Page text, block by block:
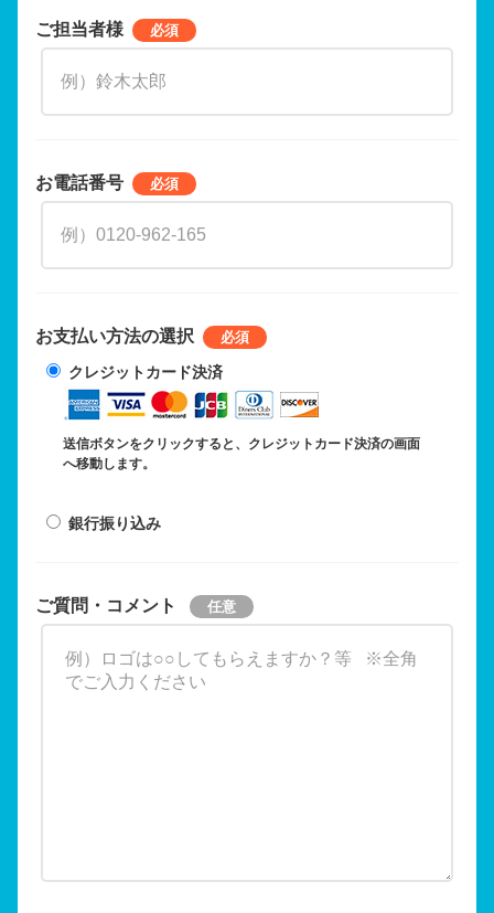
ご担当者様
お電話番号
お支払い方法の選択
クレジットカード決済
送信ボタンをクリックすると、クレジットカード決済の画面
へ移動します。
銀行振り込み
ご質問・コメント